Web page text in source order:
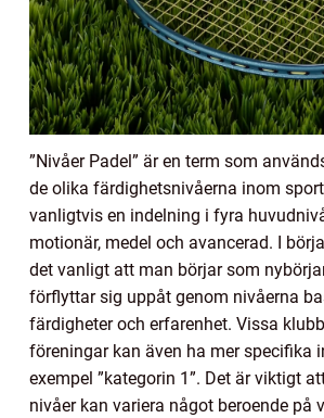
”Nivåer Padel” är en term som
de olika färdighetsnivåerna inom
vanligtvis en indelning i fyra
motionär, medel och avancerad. I
det vanligt att man börjar som
förflyttar sig uppåt genom nivåerna
färdigheter och erfarenhet. Vissa
föreningar kan även ha mer specifika
exempel ”kategorin 1”. Det är viktigt
nivåer kan variera något beroende på